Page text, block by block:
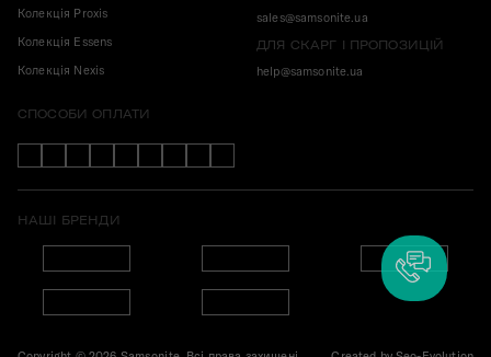
Колекція Proxis
Колекція Essens
Колекція Nexis
sales@samsonite.ua
ДЛЯ СКАРГ І ПРОПОЗИЦІЙ
help@samsonite.ua
СПОСОБИ ОПЛАТИ
НАШІ БРЕНДИ